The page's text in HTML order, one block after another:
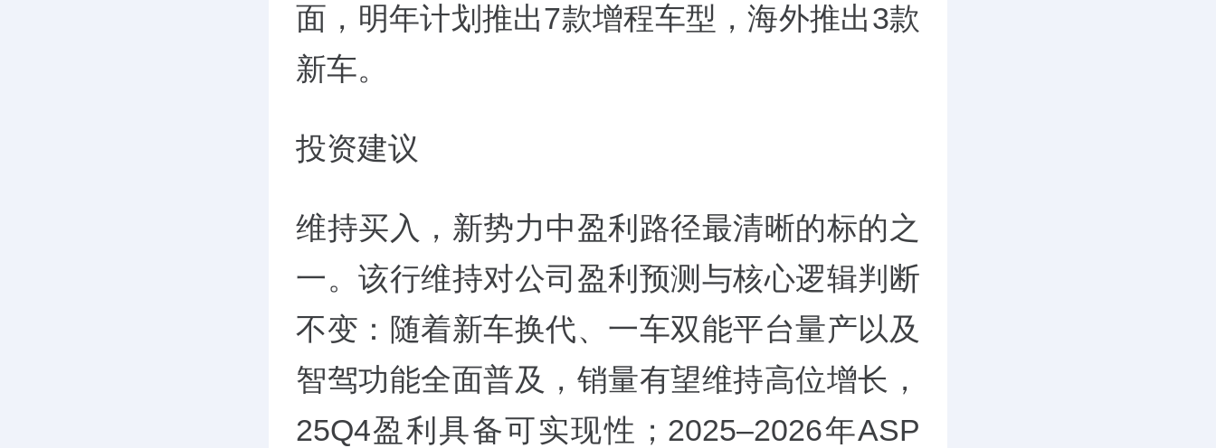
面，明年计划推出7款增程车型，海外推出3款
新车。
投资建议
维持买入，新势力中盈利路径最清晰的标的之
一。该行维持对公司盈利预测与核心逻辑判断
不变：随着新车换代、一车双能平台量产以及
智驾功能全面普及，销量有望维持高位增长，
25Q4盈利具备可实现性；2025–2026年ASP